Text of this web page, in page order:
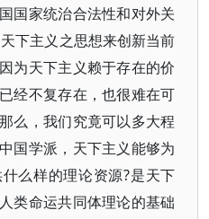
国家统治合法性和对外关
下主义之思想来创新当前
为天下主义赖于存在的价
经不复存在，也很难在可
么，我们究竟可以多大程
国学派，天下主义能够为
么样的理论资源?是天下
类命运共同体理论的基础